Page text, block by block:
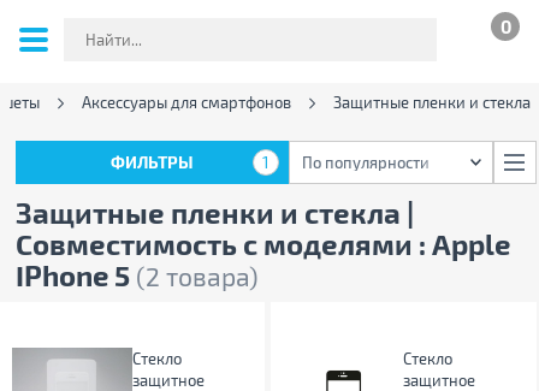
0
Аксессуары для смартфонов Защитные пленки и стекла
Защитные пленки и стекла |
Совместимость с моделями : Apple
IPhone 5 (2 товара)
ФИЛЬТРЫ 1 По популярности
Стекло
защитное
Стекло
защитное
ФИЛЬТРЫ 1 По популярности